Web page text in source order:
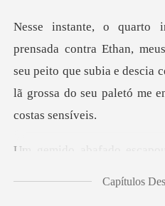
Loja
Histórico
Sair
seu peito que subia e descia
Capítulos